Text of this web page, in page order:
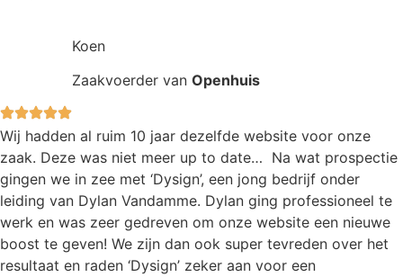
Koen
Zaakvoerder van Openhuis
Wij hadden al ruim 10 jaar dezelfde website voor onze
zaak. Deze was niet meer up to date… Na wat prospectie
gingen we in zee met ‘Dysign’, een jong bedrijf onder
leiding van Dylan Vandamme. Dylan ging professioneel te
werk en was zeer gedreven om onze website een nieuwe
boost te geven! We zijn dan ook super tevreden over het
resultaat en raden ‘Dysign’ zeker aan voor een